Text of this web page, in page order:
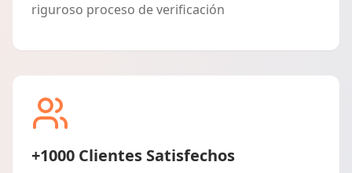
riguroso proceso de verificación
+1000 Clientes Satisfechos